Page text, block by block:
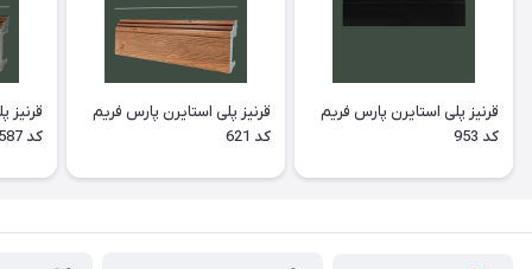
قرنیز پلی استایرن پارس فریم
کد 953
قرنیز پلی استایرن پارس فریم
کد 621
قرنیز
کد 587